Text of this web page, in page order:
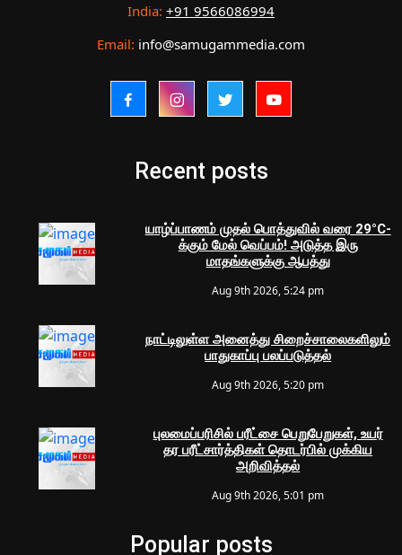
India: +91 9566086994
Email: info@samugammedia.com
Recent posts
யாழ்ப்பாணம் முதல் பொத்துவில் வரை 29°C-
க்கும் மேல் வெப்பம்! அடுத்த இரு
மாதங்களுக்கு ஆபத்து
Aug 9th 2026, 5:24 pm
நாட்டிலுள்ள அனைத்து சிறைச்சாலைகளிலும்
பாதுகாப்பு பலப்படுத்தல்
Aug 9th 2026, 5:20 pm
புலமைப்பரிசில் பரீட்சை பெறுபேறுகள், உயர்
தர பரீட்சார்த்திகள் தொடர்பில் முக்கிய
அறிவித்தல்
Aug 9th 2026, 5:01 pm
Popular posts